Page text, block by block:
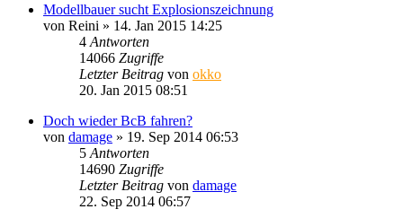
Modellbauer sucht Explosionszeichnung
von Reini » 14. Jan 2015 14:25
4 Antworten
14066 Zugriffe
Letzter Beitrag von okko
20. Jan 2015 08:51
Doch wieder BcB fahren?
von damage » 19. Sep 2014 06:53
5 Antworten
14690 Zugriffe
Letzter Beitrag von damage
22. Sep 2014 06:57